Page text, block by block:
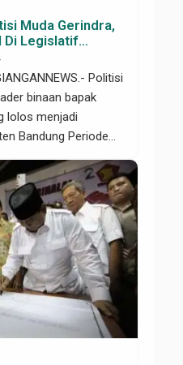
Muda Gerindra,
Di Legislatif
Politisi
binaan bapak
lolos menjadi
Bandung Periode
akan
dirinya untuk
Bandung
kesejahteraan
yang
Hal tersebut